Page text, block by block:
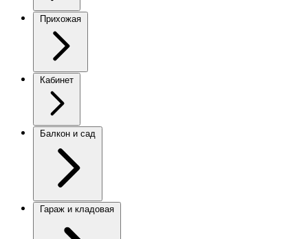
Прихожая
Кабинет
Балкон и сад
Гараж и кладовая